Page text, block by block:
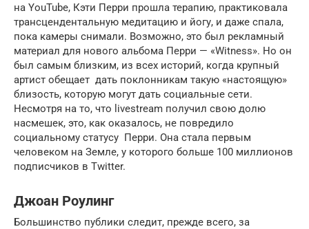
на YouTube, Кэти Перри прошла терапию, практиковала
трансцендентальную медитацию и йогу, и даже спала,
пока камеры снимали. Возможно, это был рекламный
материал для нового альбома Перри — «Witness». Но он
был самым близким, из всех историй, когда крупный
артист обещает дать поклонникам такую ​​«настоящую»
близость, которую могут дать социальные сети.
Несмотря на то, что livestream получил свою долю
насмешек, это, как оказалось, не повредило
социальному статусу Перри. Она стала первым
человеком на Земле, у которого больше 100 миллионов
подписчиков в Twitter.
Джоан Роулинг
Большинство публики следит, прежде всего, за